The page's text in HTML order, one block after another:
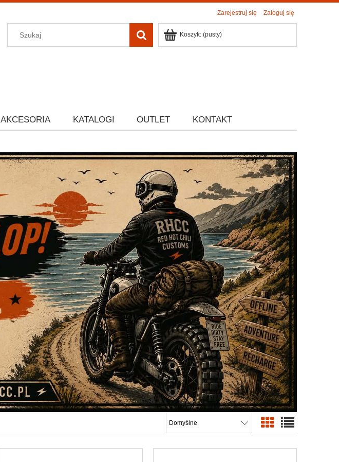
Zarejestruj się Zaloguj się
Koszyk: (pusty)
AKCESORIA KATALOGI OUTLET KONTAKT